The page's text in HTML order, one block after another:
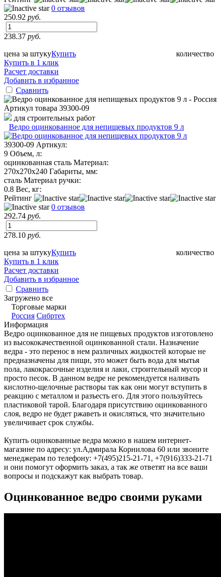
0 отзывов
250.92 руб.
238.37 руб.
цена за штуку количество
Купить
Купить в 1 клик
Расчет доставки
Добавить в избранное
Сравнить
Артикул товара 39300-09
для строительных работ
Ведро оцинкованное для непищевых продуктов 9 л
39300-09 Артикул:
9 Объем, л:
оцинкованная сталь Материал:
270х270х240 Габариты, мм:
сталь Материал ручки:
0.8 Вес, кг:
Рейтинг
0 отзывов
292.74 руб.
278.10 руб.
цена за штуку количество
Купить
Купить в 1 клик
Расчет доставки
Добавить в избранное
Сравнить
Загружено все
Торговые марки
Россия Сибртех
Информация
Ведро оцинкованное для не пищевых продуктов изготовлено
из высококачественной оцинкованной стали. Назначение
ведра - это перенос в нем различных жидкостей которые не
предназначены для пищи, это может быть вода для мытья
пола, лакокрасочные изделия и лаки, строительный мусор и
просто песок. В данном ведре не рекомендуется наливать
кислотно-щелочные растворы так как они могут вступить в
реакцию с металлом и разъесть его. Для этого пользуйтесь
пластиковой тарой. Благодаря присутствию оцинкованного
слоя, ведро не будет ржаветь и окисляться, что значительно
увеличивает срок службы.
Купить оцинкованные ведра можно в нашем интернет-
магазине по адресу: ул.Адмирала Корнилова 60 или звоните
менеджерам по телефону: +7(495)215-21-71, +7(916)333-21-71
и они помогут оформить заказ, а так же ответят на все ваши
вопросы и подскажут как выбрать товар.
Оцинкованное ведро своими руками